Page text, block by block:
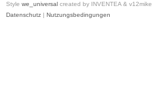
Style we_universal created by INVENTEA & v12mike
Datenschutz | Nutzungsbedingungen